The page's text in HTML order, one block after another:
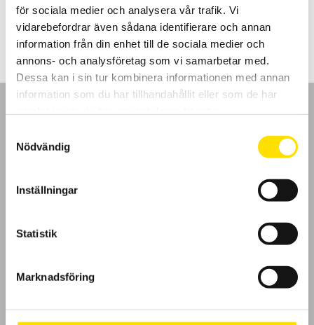
för sociala medier och analysera vår trafik. Vi
vidarebefordrar även sådana identifierare och annan
information från din enhet till de sociala medier och
annons- och analysföretag som vi samarbetar med.
Dessa kan i sin tur kombinera informationen med annan
information som du har tillhandahållit eller som de har
Nödvändig
Inställningar
Statistik
Marknadsföring
420.00 kr –5,110.00 krPrisintervall:
420.00 kr
till
5,110.00 kr
LÄS MER